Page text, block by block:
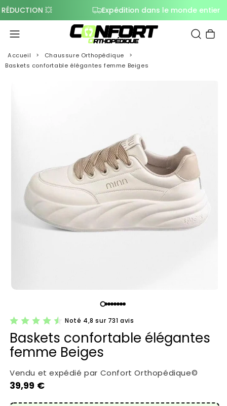
💥 Expédition dans le monde entier
Panier
Accueil
Chaussure Orthopédique
Baskets confortable élégantes femme Beiges
Noté 4,8 sur 731 avis
Baskets confortable élégantes
femme Beiges
Vendu et expédié par Confort Orthopédique©
Prix habituel
39,99 €